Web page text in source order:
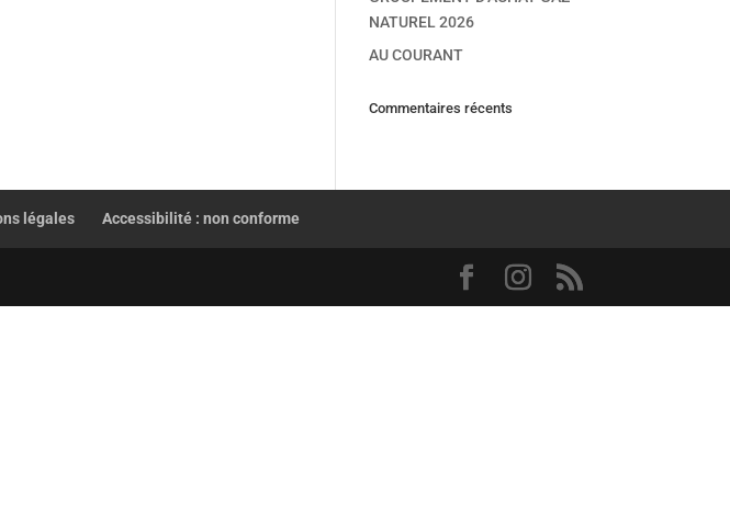
NATUREL 2026
AU COURANT
Commentaires récents
légales Accessibilité : non conforme